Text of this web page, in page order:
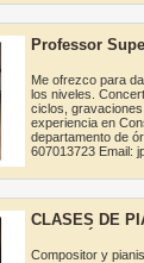
Professor
Me ofrezco para
los niveles.
ciclos,
experiencia en
departamento de
607013723 Email:
CLASES DE
Compositor y